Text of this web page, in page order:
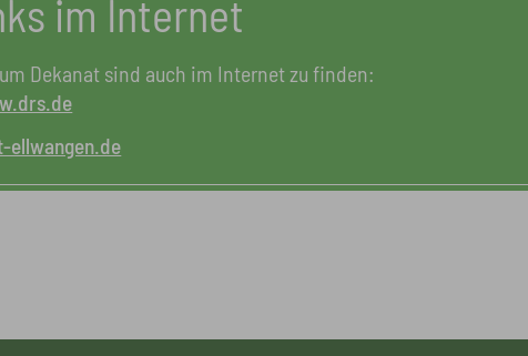
im Internet
Dekanat sind auch im Internet zu finden:
ellwangen.de